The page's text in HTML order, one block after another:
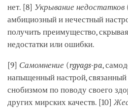
нет. [8] Укрывание недостатков
амбициозный и нечестный
получить преимущество,
недостатки или ошибки.
[9] Самомнение (rgyags-pa,
напыщенный настрой,
снобизмом по поводу своего
других мирских качеств. [10]